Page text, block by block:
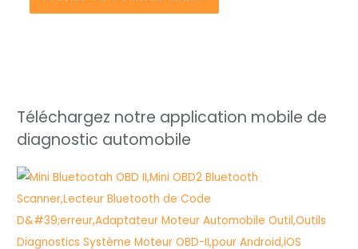
Téléchargez notre application mobile de
diagnostic automobile